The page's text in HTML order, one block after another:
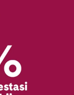
Pöllöklubilaisille
Maksaminen
Tutustu tuotteeseen